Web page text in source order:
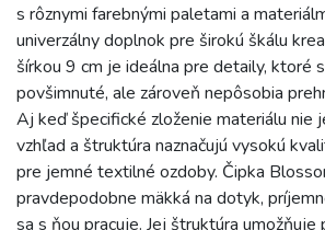
s rôznymi farebnými paletami a
univerzálny doplnok pre širokú škálu
šírkou 9 cm je ideálna pre detaily, ktoré
povšimnuté, ale zároveň nepôsobia
Aj keď špecifické zloženie materiálu nie
vzhľad a štruktúra naznačujú vysokú
pre jemné textilné ozdoby. Čipka
pravdepodobne mäkká na dotyk,
sa s ňou pracuje. Jej štruktúra umožňuje